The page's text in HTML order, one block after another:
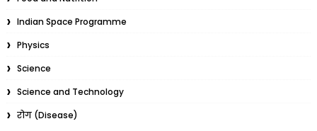
Indian Space Programme
Physics
Science
Science and Technology
रोग (Disease)